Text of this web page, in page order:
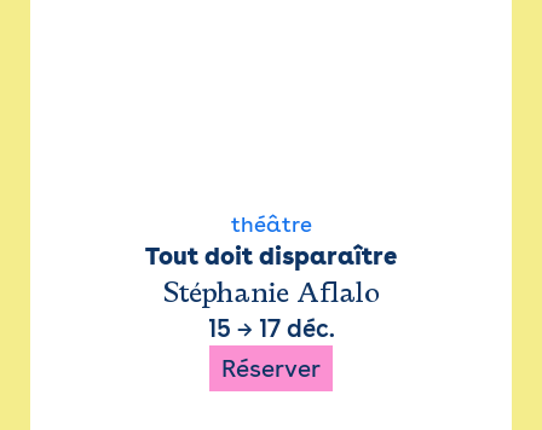
théâtre
Tout doit disparaître
Stéphanie Aflalo
15 → 17 déc.
Réserver